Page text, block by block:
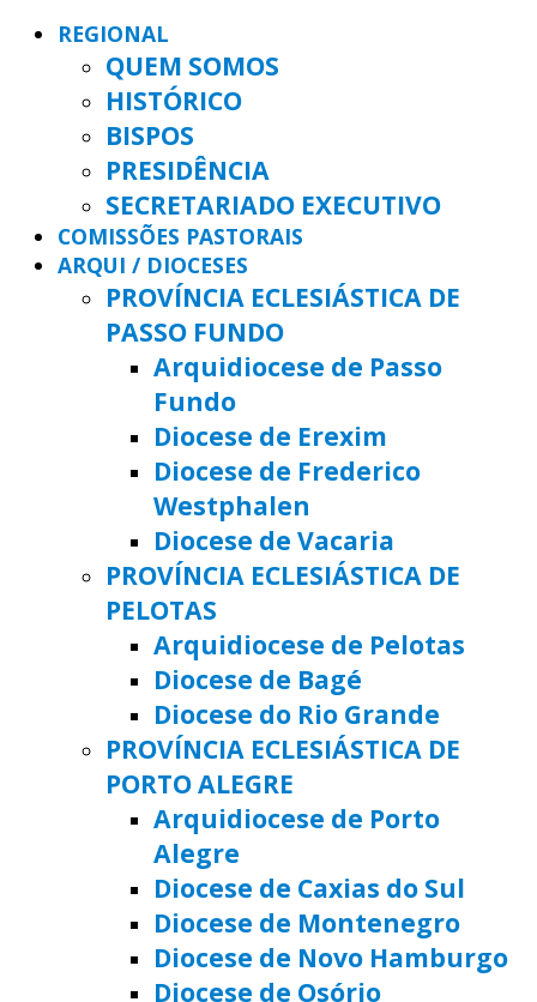
REGIONAL
QUEM SOMOS
HISTÓRICO
BISPOS
PRESIDÊNCIA
SECRETARIADO EXECUTIVO
COMISSÕES PASTORAIS
ARQUI / DIOCESES
PROVÍNCIA ECLESIÁSTICA DE
PASSO FUNDO
Arquidiocese de Passo
Fundo
Diocese de Erexim
Diocese de Frederico
Westphalen
Diocese de Vacaria
PROVÍNCIA ECLESIÁSTICA DE
PELOTAS
Arquidiocese de Pelotas
Diocese de Bagé
Diocese do Rio Grande
PROVÍNCIA ECLESIÁSTICA DE
PORTO ALEGRE
Arquidiocese de Porto
Alegre
Diocese de Caxias do Sul
Diocese de Montenegro
Diocese de Novo Hamburgo
Diocese de Osório